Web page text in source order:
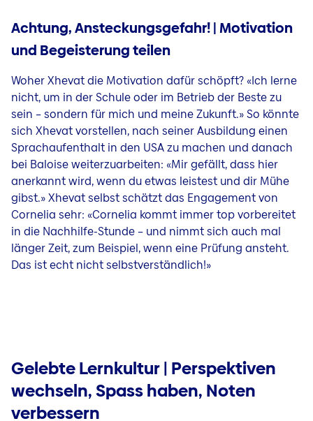
Achtung, Ansteckungsgefahr! | Motivation
und Begeisterung teilen
Woher Xhevat die Motivation dafür schöpft? «Ich lerne
nicht, um in der Schule oder im Betrieb der Beste zu
sein – sondern für mich und meine Zukunft.» So könnte
sich Xhevat vorstellen, nach seiner Ausbildung einen
Sprachaufenthalt in den USA zu machen und danach
bei Baloise weiterzuarbeiten: «Mir gefällt, dass hier
anerkannt wird, wenn du etwas leistest und dir Mühe
gibst.» Xhevat selbst schätzt das Engagement von
Cornelia sehr: «Cornelia kommt immer top vorbereitet
in die Nachhilfe-Stunde – und nimmt sich auch mal
länger Zeit, zum Beispiel, wenn eine Prüfung ansteht.
Das ist echt nicht selbstverständlich!»
Gelebte Lernkultur | Perspektiven
wechseln, Spass haben, Noten
verbessern